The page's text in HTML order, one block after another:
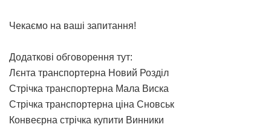
Чекаємо на ваші запитання!
Додаткові обговорення тут:
Лєнта транспортерна Новий Розділ
Стрічка транспортерна Мала Виска
Стрічка транспортерна ціна Сновськ
Конвеєрна стрічка купити Винники